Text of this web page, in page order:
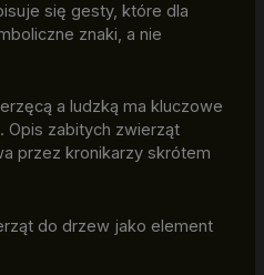
się gesty, które dla
znaki, a nie
a ludzką ma kluczowe
Opis zabitych zwierząt
przez kronikarzy skrótem
do drzew jako element